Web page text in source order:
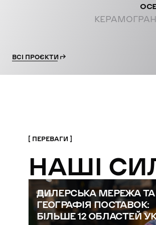
ВСІ ПРОЄКТИ
ПЕРЕВАГИ
НАШІ
ДИЛЕРСЬКА МЕРЕЖА ТА
ГЕОГРАФІЯ ПОСТАВОК:
БІЛЬШЕ 12 ОБЛАСТЕЙ